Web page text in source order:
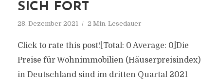
SICH FORT
28. Dezember 2021 2 Min. Lesedauer
Click to rate this post![Total: 0 Average: 0]Die
Preise für Wohnimmobilien (Häuserpreisindex)
in Deutschland sind im dritten Quartal 2021